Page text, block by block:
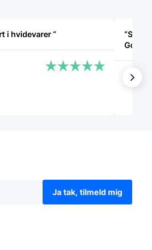
“Ekspert i hvidevarer “
God
Lajla
Ja tak, tilmeld mig